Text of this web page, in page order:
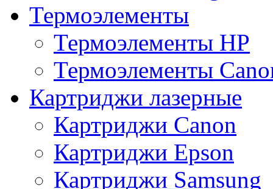
Термоэлементы
Термоэлементы HP
Термоэлементы
Картриджи лазерные
Картриджи Canon
Картриджи Epson
Картриджи Samsung